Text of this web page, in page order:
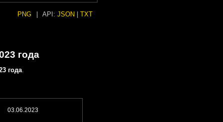
PNG API: JSON TXT
года
года.
03.06.2023